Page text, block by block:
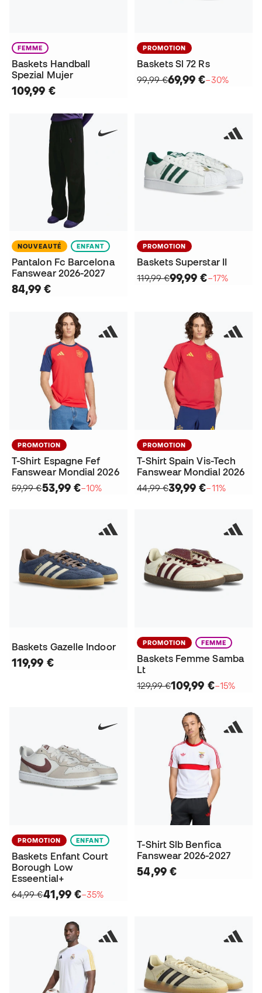
FEMME
Baskets Handball
Spezial Mujer
109,99 €
PROMOTION
Baskets Sl 72 Rs
99,99 €69,99 €−30%
NOUVEAUTÉ ENFANT
Pantalon Fc Barcelona
Fanswear 2026-2027
84,99 €
PROMOTION
Baskets Superstar II
119,99 €99,99 €−17%
PROMOTION
T-Shirt Espagne Fef
Fanswear Mondial 2026
59,99 €53,99 €−10%
PROMOTION
T-Shirt Spain Vis-Tech
Fanswear Mondial 2026
44,99 €39,99 €−11%
Baskets Gazelle Indoor
119,99 €
PROMOTION FEMME
Baskets Femme Samba
Lt
129,99 €109,99 €−15%
PROMOTION ENFANT
Baskets Enfant Court
Borough Low
Esseential+
64,99 €41,99 €−35%
T-Shirt Slb Benfica
Fanswear 2026-2027
54,99 €